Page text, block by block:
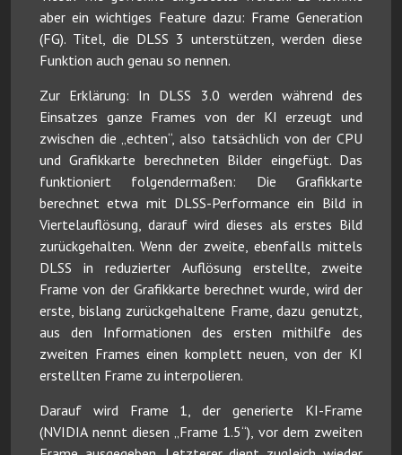
aber ein wichtiges Feature dazu: Frame Generation
(FG). Titel, die DLSS 3 unterstützen, werden diese
Funktion auch genau so nennen.
Zur Erklärung: In DLSS 3.0 werden während des
Einsatzes ganze Frames von der KI erzeugt und
zwischen die „echten“, also tatsächlich von der CPU
und Grafikkarte berechneten Bilder eingefügt. Das
funktioniert folgendermaßen: Die Grafikkarte
berechnet etwa mit DLSS-Performance ein Bild in
Viertelauflösung, darauf wird dieses als erstes Bild
zurückgehalten. Wenn der zweite, ebenfalls mittels
DLSS in reduzierter Auflösung erstellte, zweite
Frame von der Grafikkarte berechnet wurde, wird der
erste, bislang zurückgehaltene Frame, dazu genutzt,
aus den Informationen des ersten mithilfe des
zweiten Frames einen komplett neuen, von der KI
erstellten Frame zu interpolieren.
Darauf wird Frame 1, der generierte KI-Frame
(NVIDIA nennt diesen „Frame 1.5“), vor dem zweiten